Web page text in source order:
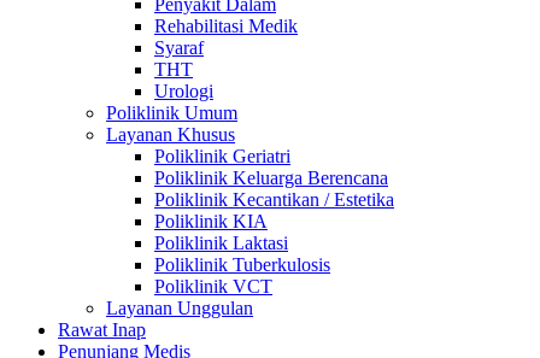
Penyakit Dalam
Rehabilitasi Medik
Syaraf
THT
Urologi
Poliklinik Umum
Layanan Khusus
Poliklinik Geriatri
Poliklinik Keluarga Berencana
Poliklinik Kecantikan / Estetika
Poliklinik KIA
Poliklinik Laktasi
Poliklinik Tuberkulosis
Poliklinik VCT
Layanan Unggulan
Rawat Inap
Penunjang Medis